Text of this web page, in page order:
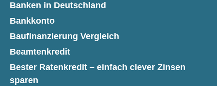
Banken in Deutschland
Bankkonto
Baufinanzierung Vergleich
Beamtenkredit
Bester Ratenkredit – einfach clever Zinsen
sparen